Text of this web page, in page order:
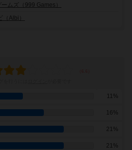
ムズ（999 Games）
（Albi）
11%
16%
21%
21%